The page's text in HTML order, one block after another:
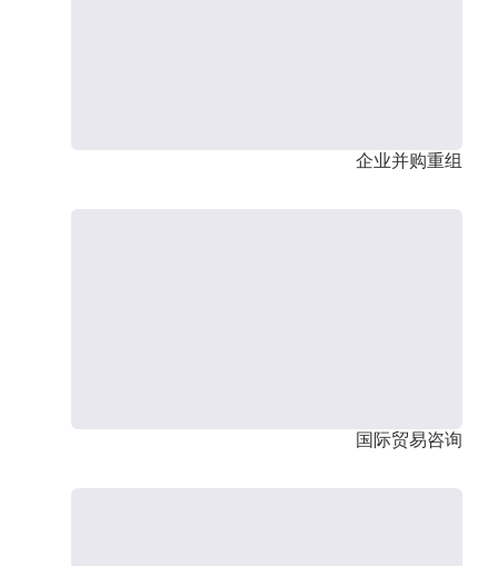
企业并购重组
国际贸易咨询